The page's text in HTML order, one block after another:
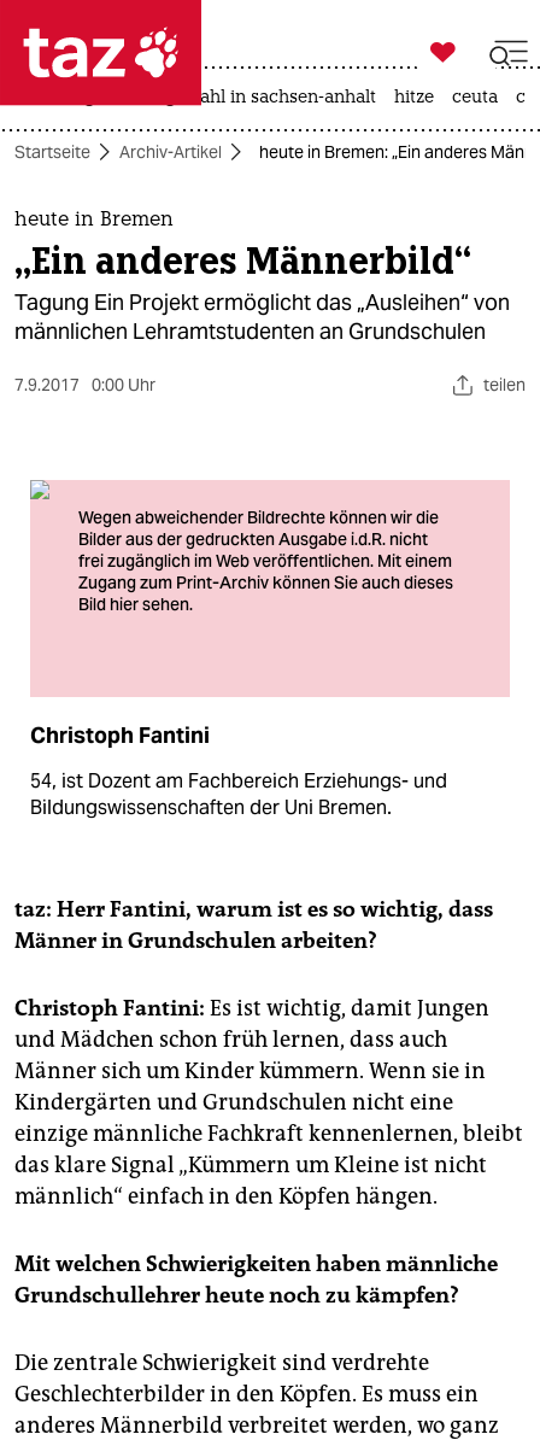
 taz zahl ich
taz zahl ich
themen
politik
öko
gesellschaft
sport
verlag
veranstaltungen
unterstützen
genossenschaft
epaper login

taz zahl ich
landtagswahl in sachsen-anhalt hitze ceuta
Startseite Archiv-Artikel heute in Bremen: „Ein anderes
heute in Bremen
„Ein anderes Männerbild“
Tagung Ein Projekt ermöglicht das „Ausleihen“ von
männlichen Lehramtstudenten an Grundschulen
7.9.2017 0:00 Uhr teilen
Christoph Fantini
54, ist Dozent am Fachbereich Erziehungs- und
Bildungswissenschaften der Uni Bremen.
taz: Herr Fantini, warum ist es so wichtig, dass
Männer in Grundschulen arbeiten?
Christoph Fantini: Es ist wichtig, damit Jungen
und Mädchen schon früh lernen, dass auch
Männer sich um Kinder kümmern. Wenn sie in
Kindergärten und Grundschulen nicht eine
einzige männliche Fachkraft kennenlernen, bleibt
das klare Signal „Kümmern um Kleine ist nicht
männlich“ einfach in den Köpfen hängen.
Mit welchen Schwierigkeiten haben männliche
Grundschullehrer heute noch zu kämpfen?
Die zentrale Schwierigkeit sind verdrehte
Geschlechterbilder in den Köpfen. Es muss ein
anderes Männerbild verbreitet werden, wo ganz